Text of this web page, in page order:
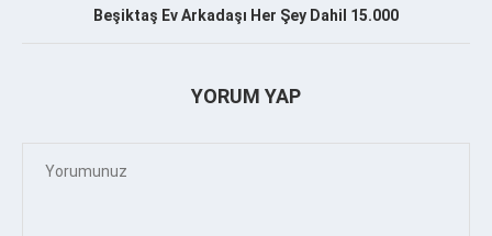
Beşiktaş Ev Arkadaşı Her Şey Dahil 15.000
YORUM YAP